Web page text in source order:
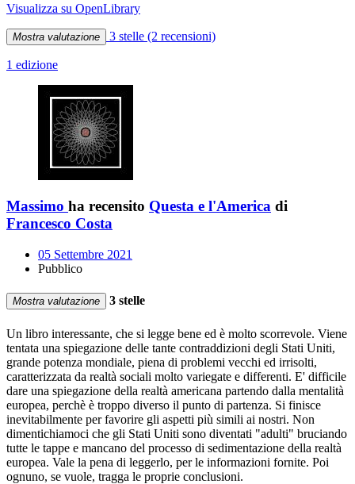
Visualizza su OpenLibrary
Mostra valutazione 3 stelle (2 recensioni)
1 edizione
Massimo ha recensito Questa e l'America di
Francesco Costa
05 Settembre 2021
Pubblico
Mostra valutazione 3 stelle
Un libro interessante, che si legge bene ed è molto scorrevole. Viene
tentata una spiegazione delle tante contraddizioni degli Stati Uniti,
grande potenza mondiale, piena di problemi vecchi ed irrisolti,
caratterizzata da realtà sociali molto variegate e differenti. E' difficile
dare una spiegazione della realtà americana partendo dalla mentalità
europea, perchè è troppo diverso il punto di partenza. Si finisce
inevitabilmente per favorire gli aspetti più simili ai nostri. Non
dimentichiamoci che gli Stati Uniti sono diventati "adulti" bruciando
tutte le tappe e mancano del processo di sedimentazione della realtà
europea. Vale la pena di leggerlo, per le informazioni fornite. Poi
ognuno, se vuole, tragga le proprie conclusioni.